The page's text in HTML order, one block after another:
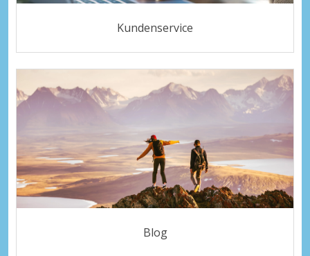
Kundenservice
Blog